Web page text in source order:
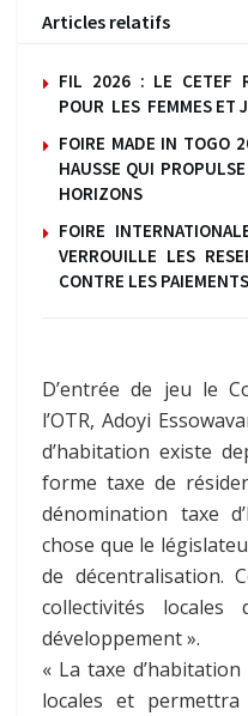
Articles relatifs
FIL 2026 : LE CETEF
POUR LES FEMMES ET
FOIRE MADE IN TOGO
HAUSSE QUI
HORIZONS
FOIRE
VERROUILLE LES
CONTRE LES
D’entrée de jeu le
l’OTR, Adoyi
d’habitation existe
forme taxe de
dénomination taxe
chose que le
de décentralisation.
collectivités
développement ».
« La taxe
locales et